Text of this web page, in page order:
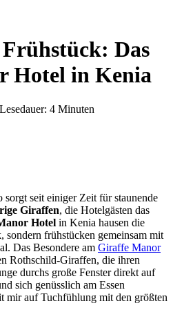
Das
Hotel in Kenia
4 Minuten
seit einiger Zeit für staunende
Giraffen, die Hotelgästen das
Hotel in Kenia hausen die
frühstücken gemeinsam mit
Das Besondere am Giraffe Manor
Rothschild-Giraffen, die ihren
durchs große Fenster direkt auf
sich genüsslich am Essen
mir auf Tuchfühlung mit den größten